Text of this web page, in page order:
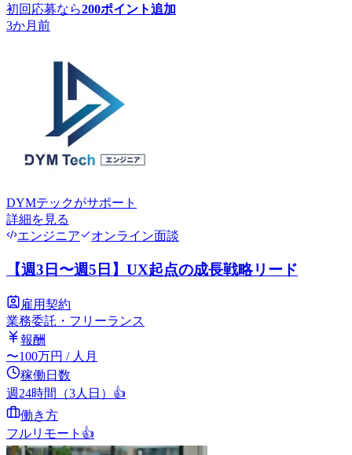
初回応募なら200ポイント追加
3か月前
DYMテックがサポート
詳細を見る
エンジニア
オンライン面談
【週3日〜週5日】UX起点の成長戦略リード
雇用契約
業務委託・フリーランス
報酬
〜100万円 / 人月
稼働日数
週24時間（3人日） 👍
働き方
フルリモート 👍